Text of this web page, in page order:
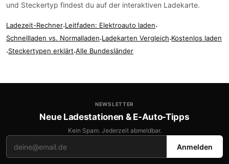
und Steckertyp findest du auf der interaktiven Ladekarte.
Ladezeit-Rechner·Leitfaden: Elektroauto laden·
Schnellladen vs. Normalladen·Ladekarten Vergleich·Kostenlos laden
·Steckertypen erklärt·Alle Bundesländer
NEWSLETTER
Neue Ladestationen & E-Auto-Tipps
Kein Spam. Jederzeit abmeldbar.
Anmelden